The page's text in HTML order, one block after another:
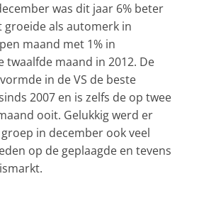
was dit jaar 6% beter
groeide als automerk in
maand met 1% in
twaalfde maand in 2012. De
in de VS de beste
2007 en is zelfs de op twee
ooit. Gelukkig werd er
in december ook veel
op de geplaagde en tevens